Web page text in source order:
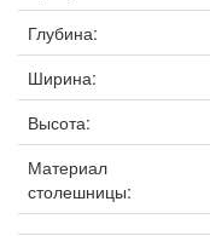
Глубина:
Ширина:
Высота:
Материал
столешницы: